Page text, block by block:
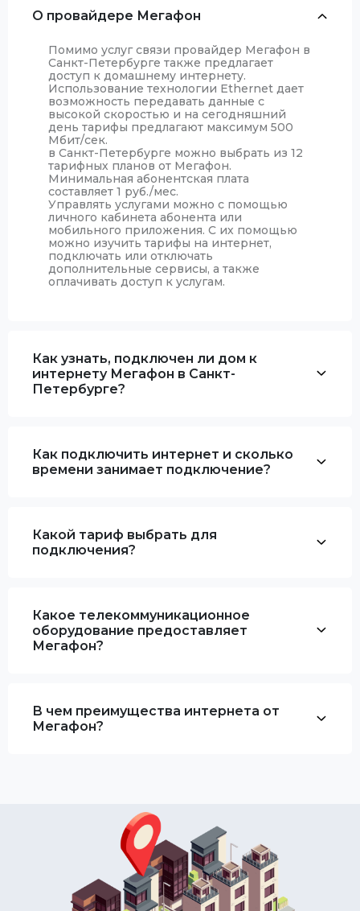
О провайдере Мегафон
Помимо услуг связи провайдер Мегафон в
Санкт-Петербурге также предлагает
доступ к домашнему интернету.
Использование технологии Ethernet дает
возможность передавать данные с
высокой скоростью и на сегодняшний
день тарифы предлагают максимум 500
Мбит/сек.
в Санкт-Петербурге можно выбрать из 12
тарифных планов от Мегафон.
Минимальная абонентская плата
составляет 1 руб./мес.
Управлять услугами можно с помощью
личного кабинета абонента или
мобильного приложения. С их помощью
можно изучить тарифы на интернет,
подключать или отключать
дополнительные сервисы, а также
оплачивать доступ к услугам.
Как узнать, подключен ли дом к
интернету Мегафон в Санкт-
Петербурге?
Как подключить интернет и сколько
времени занимает подключение?
Какой тариф выбрать для
подключения?
Какое телекоммуникационное
оборудование предоставляет
Мегафон?
В чем преимущества интернета от
Мегафон?